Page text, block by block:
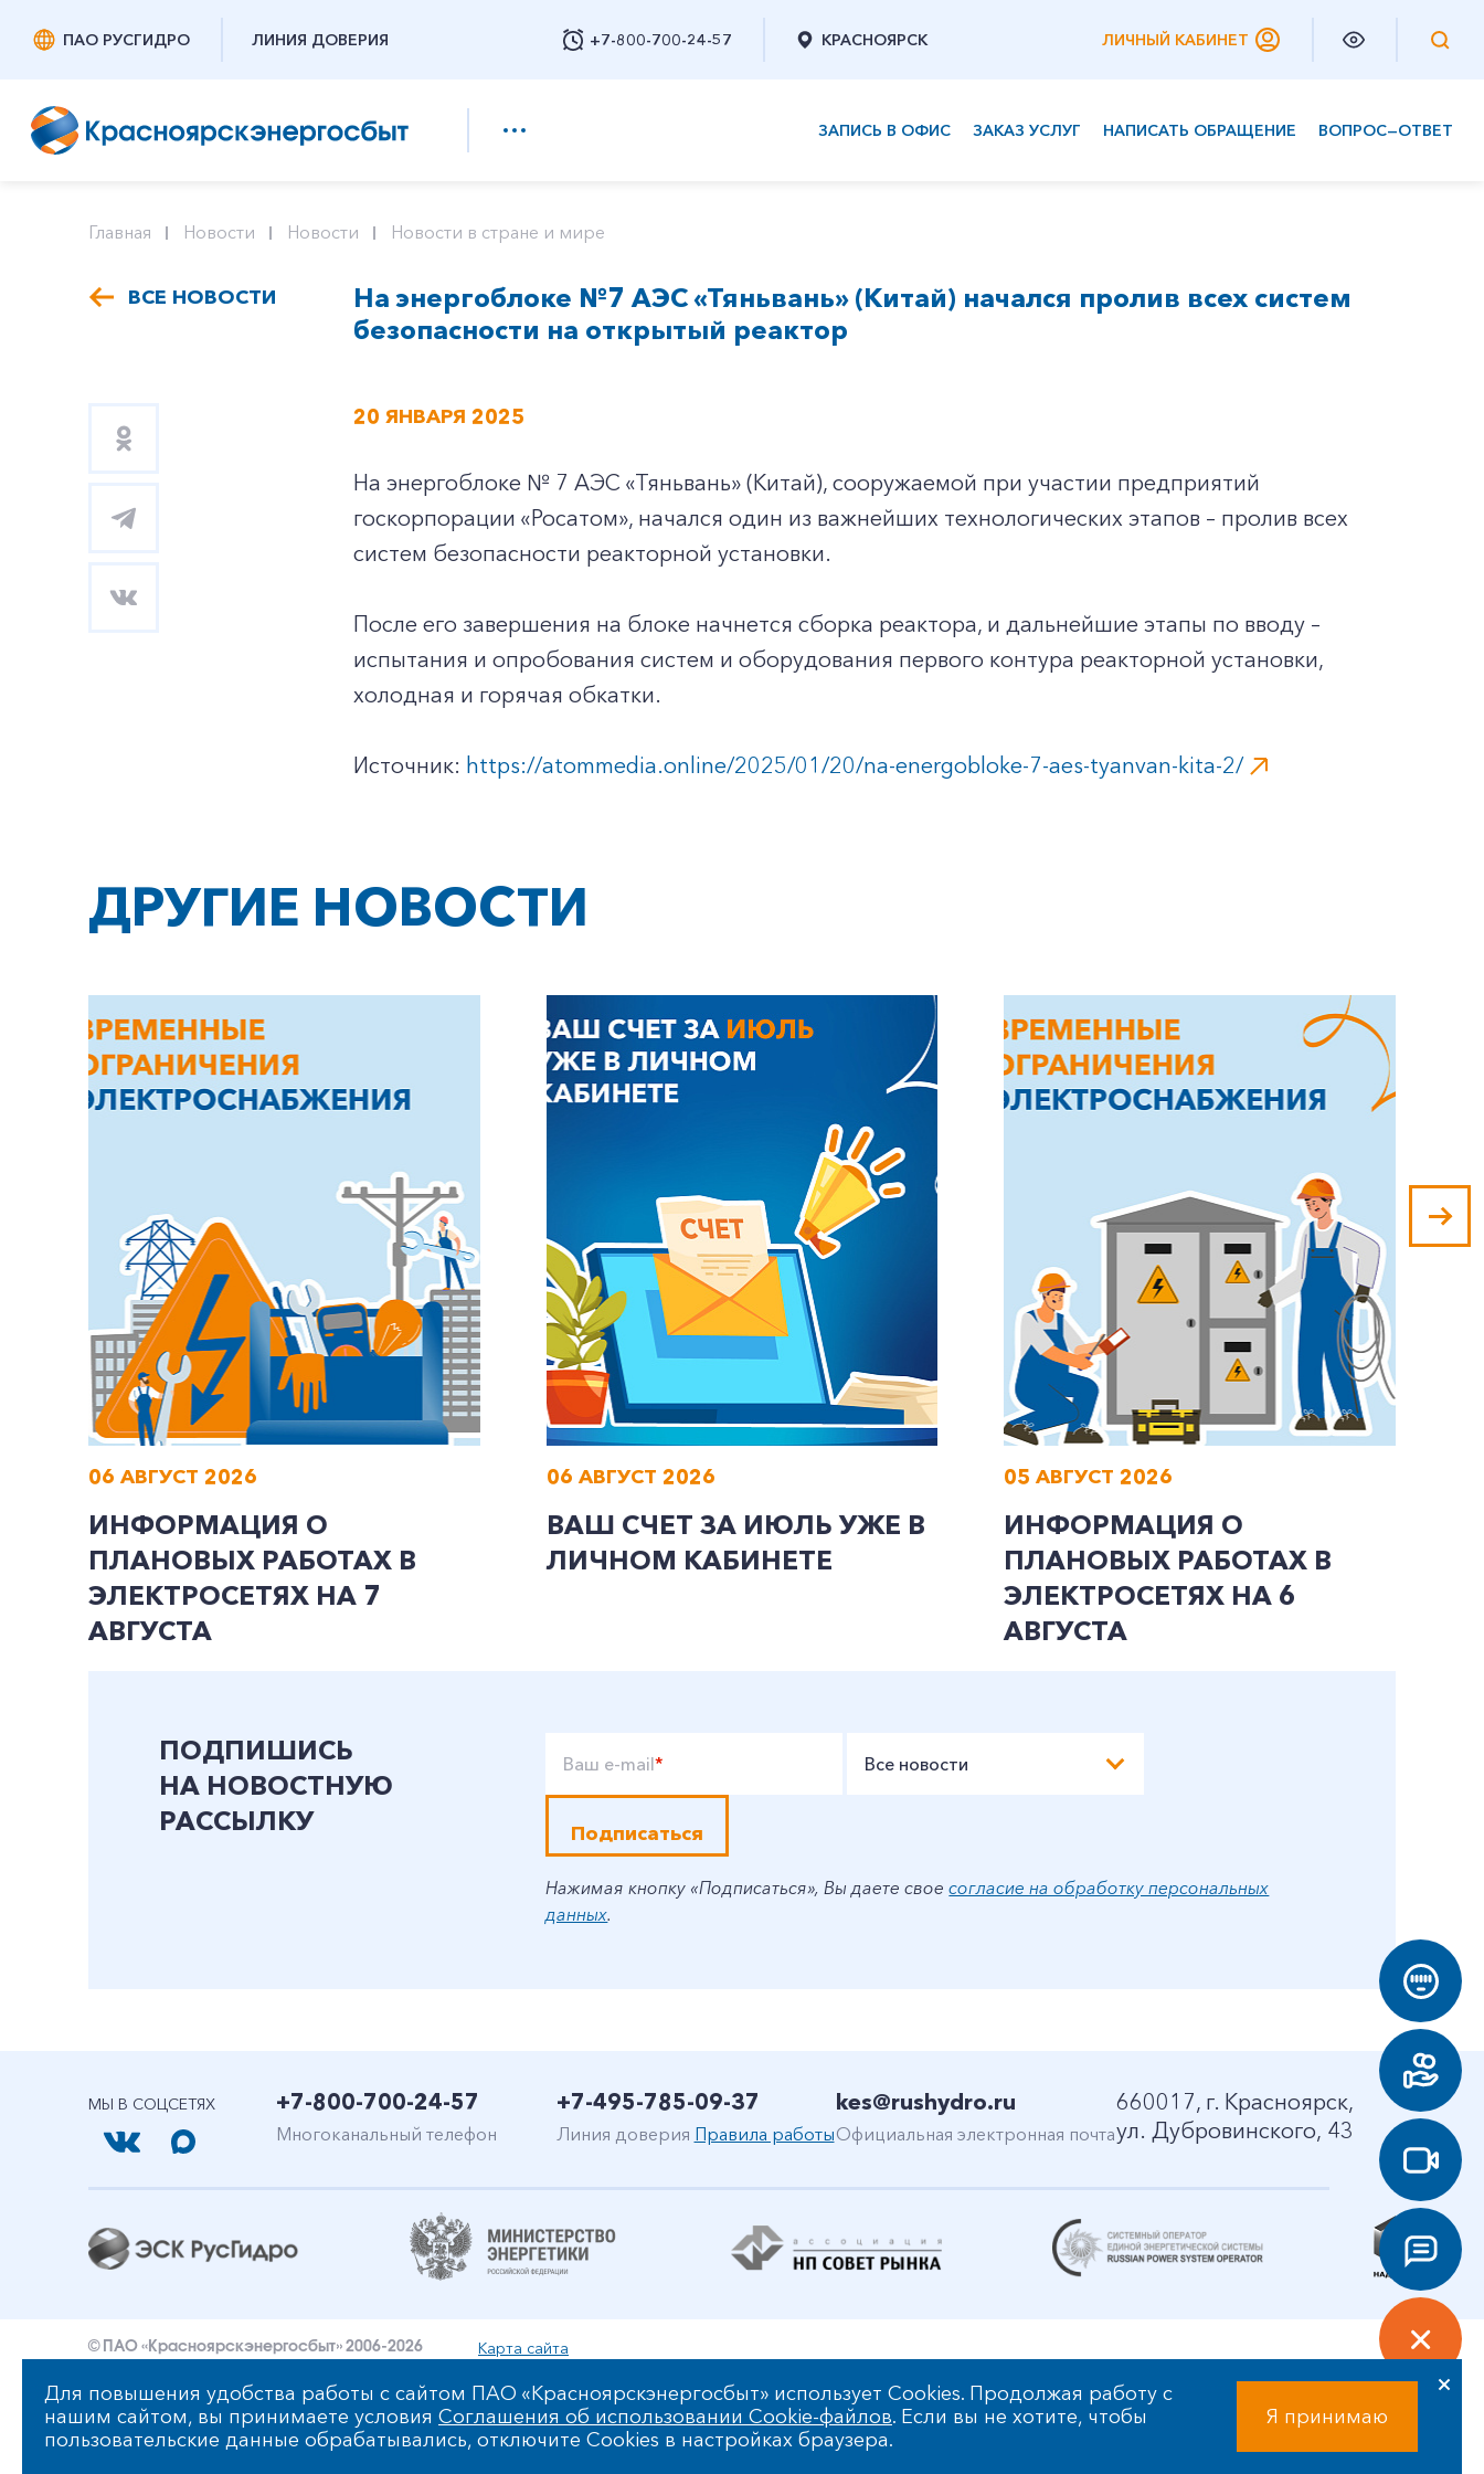
ПАО РУСГИДРО ЛИНИЯ ДОВЕРИЯ +7-800-700-24-57
Заказать обратный звонок
КРАСНОЯРСК ЛИЧНЫЙ КАБИНЕТ
ЗАПИСЬ В ОФИС ЗАКАЗ УСЛУГ НАПИСАТЬ ОБРАЩЕНИЕ ВОПРОС—ОТВЕТ
+7-800-700-24-57
Заказать обратный звонок
Частным клиентам
Корпоративным клиентам
Главная Новости Новости Новости в стране и мире
ВСЕ НОВОСТИ
На энергоблоке №7 АЭС «Тяньвань» (Китай) начался пролив всех систем
безопасности на открытый реактор
20 ЯНВАРЯ 2025
На энергоблоке № 7 АЭС «Тяньвань» (Китай), сооружаемой при участии предприятий
госкорпорации «Росатом», начался один из важнейших технологических этапов – пролив всех
систем безопасности реакторной установки.
После его завершения на блоке начнется сборка реактора, и дальнейшие этапы по вводу –
испытания и опробования систем и оборудования первого контура реакторной установки,
холодная и горячая обкатки.
Источник: https://atommedia.online/2025/01/20/na-energobloke-7-aes-tyanvan-kita-2/
ДРУГИЕ НОВОСТИ
06 АВГУСТ 2026
ИНФОРМАЦИЯ О
ПЛАНОВЫХ РАБОТАХ В
ЭЛЕКТРОСЕТЯХ НА 7
АВГУСТА
06 АВГУСТ 2026
ВАШ СЧЕТ ЗА ИЮЛЬ УЖЕ В
ЛИЧНОМ КАБИНЕТЕ
05 АВГУСТ 2026
ИНФОРМАЦИЯ О
ПЛАНОВЫХ РАБОТАХ В
ЭЛЕКТРОСЕТЯХ НА 6
АВГУСТА
ПОДПИШИСЬ
НА НОВОСТНУЮ
РАССЫЛКУ
Ваш e-mail* Все новости
Подписаться
Нажимая кнопку «Подписаться», Вы даете своесогласие на обработку персональных
данных.
МЫ В СОЦСЕТЯХ +7-800-700-24-57
Многоканальный телефон
+7-495-785-09-37
Линия доверия Правила работы
kes@rushydro.ru
Официальная электронная почта
660017, г. Красноярск,
ул. Дубровинского, 43
© ПАО «Красноярскэнергосбыт» 2006-2026
Карта сайта
Уведомление об ответственности и праве интеллектуальной собственности
Политика ПАО «Красноярскэнергосбыт» в отношении обработки персональных данных
Для повышения удобства работы с сайтом ПАО «Красноярскэнергосбыт» использует Cookies. Продолжая работу с
нашим сайтом, вы принимаете условия Соглашения об использовании Cookie-файлов. Если вы не хотите, чтобы
пользовательские данные обрабатывались, отключите Cookies в настройках браузера.
Я принимаю